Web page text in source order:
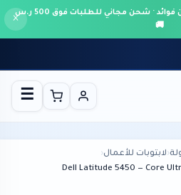
ادفع على 4 دفعات بدون فوائد · شحن مجاني للطلبات فوق 500 ر.س
🚚
×
☰
›لابتوبات للأعمال›